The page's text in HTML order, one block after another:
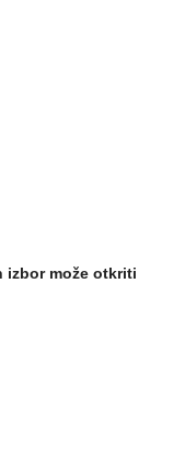
izbor može otkriti